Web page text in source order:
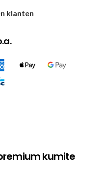
klanten
kumite